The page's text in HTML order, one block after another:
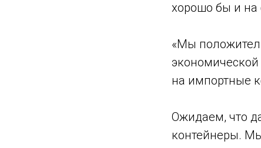
хорошо бы и на
«Мы
на импортные
Ожидаем, что
контейнеры.